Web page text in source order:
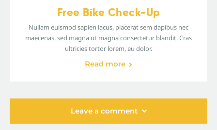
Free Bike Check-Up
Nullam euismod sapien lacus, placerat sem dapibus nec
maecenas. sed magna ut magna consectetur blandit. Cras
ultricies tortor lorem, eu dolor.
Read more
Leave a comment